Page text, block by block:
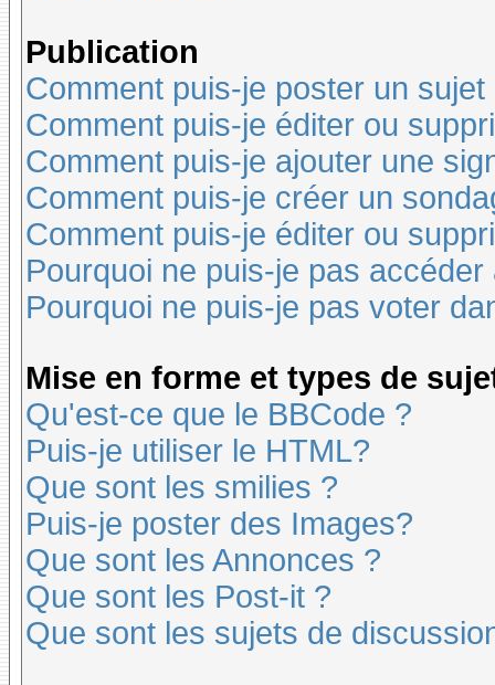
Publication
Comment puis-je poster un
Comment puis-je éditer ou
Comment puis-je ajouter une
Comment puis-je créer un
Comment puis-je éditer ou
Pourquoi ne puis-je pas accéder
Pourquoi ne puis-je pas voter
Mise en forme et types de
Qu'est-ce que le BBCode ?
Puis-je utiliser le HTML?
Que sont les smilies ?
Puis-je poster des Images?
Que sont les Annonces ?
Que sont les Post-it ?
Que sont les sujets de